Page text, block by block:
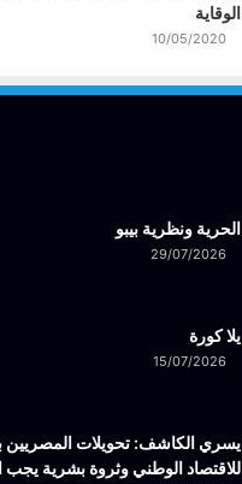
الوقاية
10/05/2020
الحرية ونظرية بيبو
29/07/2026
يلا كورة
15/07/2026
يسري الكاشف: تحويلات المصريين
للاقتصاد الوطني وثروة بشرية يجب